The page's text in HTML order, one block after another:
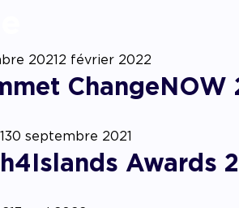
Point
conseils
scaleups,
experts,
20212 février 2022
ChangeNOW
30 septembre 2021
Awards